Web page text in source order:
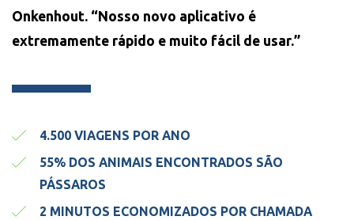
Onkenhout. “Nosso novo aplicativo é
extremamente rápido e muito fácil de usar.”
4.500 VIAGENS POR ANO
55% DOS ANIMAIS ENCONTRADOS SÃO
PÁSSAROS
2 MINUTOS ECONOMIZADOS POR CHAMADA